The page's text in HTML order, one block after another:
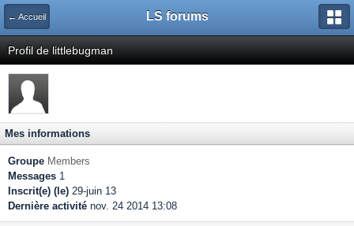
← Accueil LS forums
Profil de littlebugman
Mes informations
Groupe Members
Messages 1
Inscrit(e) (le) 29-juin 13
Dernière activité nov. 24 2014 13:08